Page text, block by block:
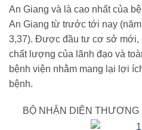
An Giang và là cao nhất của
An Giang từ trước tới nay
3,37). Được đầu tư cơ sở mới,
chất lượng của lãnh đạo và
bệnh viện nhằm mang lại lợi
bệnh.
BỘ NHẬN DIỆN